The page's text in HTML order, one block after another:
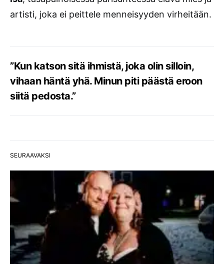
SEURAAVAKSI
artisti, joka ei peittele menneisyyden virheitään.
”Kun katson sitä ihmistä, joka olin silloin,
vihaan häntä yhä. Minun piti päästä eroon
siitä pedosta.”